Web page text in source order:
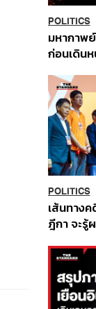
POLITICS
มหากาพ
ก่อนเดิน
POLITICS
เส้นทาง
ฎีกา จะรู้